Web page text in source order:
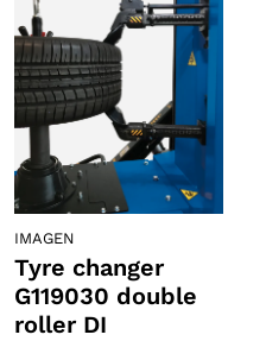
IMAGEN
Tyre changer
G119030 double
roller DI